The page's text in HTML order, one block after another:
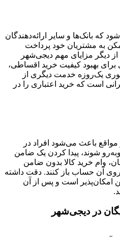
که بانک‌ها و سایر ارائه‌دهندگان
به مشتریان خود پرداخت
دیگر مزایای مهم دیجی‌شهر
بهبود کیفیت خرید اقساطی،
یک‌روزه خدمت دیگری از
است که خرید اعتباری را در
باعث می‌شود افراد در
شوند، پیدا کردن یک ضامن
وام خرید کالا بدون ضامن
روی آن حساب باز کنند. دقت داشته
امکان‌پذیر است و پس از آن
در دیجی‌شهر